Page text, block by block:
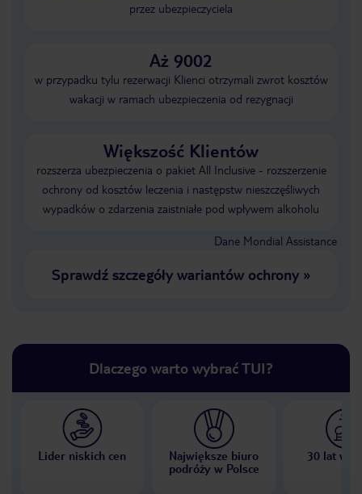
przez ubezpieczyciela
Aż 9002
w przypadku tylu rezerwacji Klienci otrzymali zwrot kosztów
wakacji w ramach ubezpieczenia od rezygnacji
Większość Klientów
rozszerza ubezpieczenia o pakiet All Inclusive - rozszerzenie
ochrony od kosztów leczenia i następstw nieszczęśliwych
wypadków o zdarzenia zaistniałe pod wpływem alkoholu
Dane Mondial Assistance
Sprawdź szczegóły wariantów ochrony»
Dlaczego warto wybrać TUI?
Lider niskich cen
Największe biuro
podróży w Polsce
30 lat w